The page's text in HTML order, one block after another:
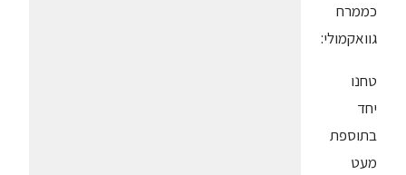
כממרח
גוואקמולי:
טחנו
יחד
בתוספת
מעט